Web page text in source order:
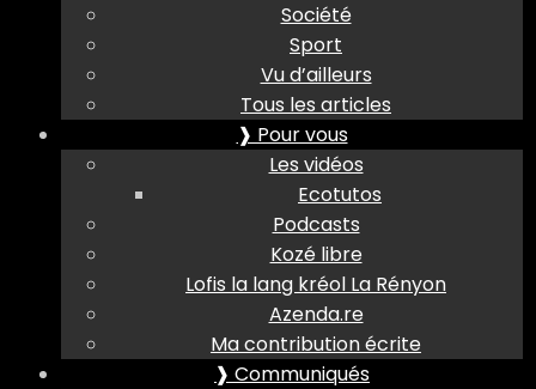
Société
Sport
Vu d’ailleurs
Tous les articles
❱ Pour vous
Les vidéos
Ecotutos
Podcasts
Kozé libre
Lofis la lang kréol La Rényon
Azenda.re
Ma contribution écrite
❱ Communiqués